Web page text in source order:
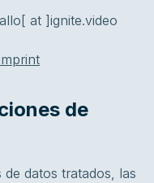
at ]ignite.video
de
datos tratados, las